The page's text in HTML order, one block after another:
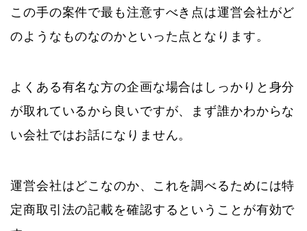
この手の案件で最も注意すべき点は運営会社がど
のようなものなのかといった点となります。
よくある有名な方の企画な場合はしっかりと身分
が取れているから良いですが、まず誰かわからな
い会社ではお話になりません。
運営会社はどこなのか、これを調べるためには特
定商取引法の記載を確認するということが有効で